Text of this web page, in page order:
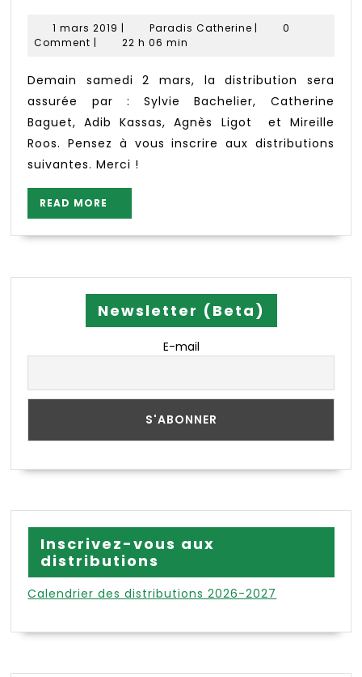
2
1 mars 2019 1
mars
| Paradis CatherineParadis
|
0
Comment | 22 h 06 min
Demain samedi 2 mars, la distribution sera
assurée par : Sylvie Bachelier, Catherine
Baguet, Adib Kassas, Agnès Ligot et Mireille
Roos. Pensez à vous inscrire aux distributions
suivantes. Merci !
READ MORE
MORE
Newsletter (Beta)
E-mail
Inscrivez-vous aux
distributions
Calendrier des distributions 2026-2027